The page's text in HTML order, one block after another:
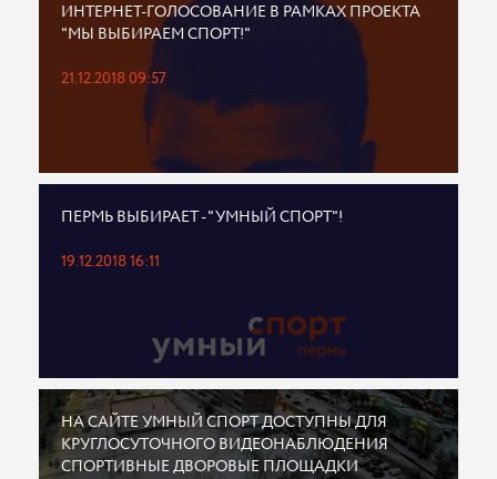
ИНТЕРНЕТ-ГОЛОСОВАНИЕ В РАМКАХ ПРОЕКТА
"МЫ ВЫБИРАЕМ СПОРТ!"
21.12.2018 09:57
ПЕРМЬ ВЫБИРАЕТ - "УМНЫЙ СПОРТ"!
19.12.2018 16:11
НА САЙТЕ УМНЫЙ СПОРТ ДОСТУПНЫ ДЛЯ
КРУГЛОСУТОЧНОГО ВИДЕОНАБЛЮДЕНИЯ
СПОРТИВНЫЕ ДВОРОВЫЕ ПЛОЩАДКИ